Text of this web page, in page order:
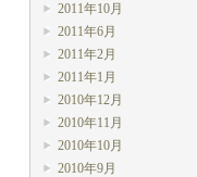
2011年10月
2011年6月
2011年2月
2011年1月
2010年12月
2010年11月
2010年10月
2010年9月